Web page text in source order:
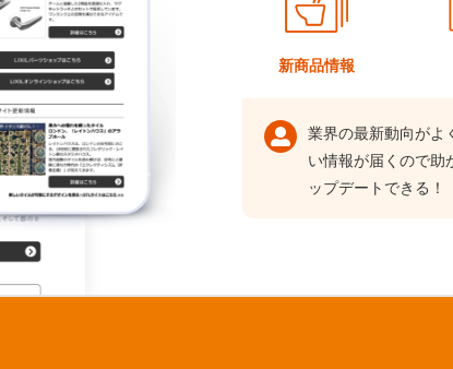
新商品情報
業界の最新動向がよ
い情報が届くので助
ップデートできる！